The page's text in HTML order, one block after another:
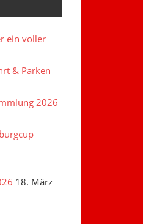
ein voller
& Parken
2026
18. März